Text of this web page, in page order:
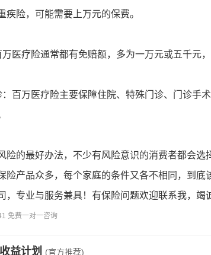
疾险，可能需要上万元的保费。
医疗险通常都有免赔额，多为一万元或五千元
百万医疗险主要保障住院、特殊门诊、门诊手
险的最好办法，不少有风险意识的消费者都会选
险产品众多，每个家庭的条件又各不相同，到底
，专业与服务兼具！有保险问题欢迎联系我，竭
免费一对一咨询
益计划 (官方推荐)